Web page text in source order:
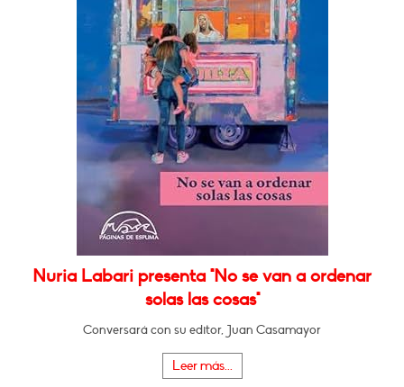
Nuria Labari presenta "No se van a ordenar
solas las cosas"
Conversará con su editor, Juan Casamayor
Leer más...